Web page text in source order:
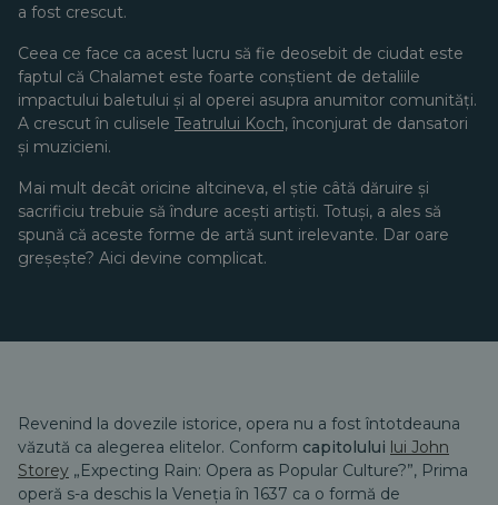
a fost crescut.
Ceea ce face ca acest lucru să fie deosebit de ciudat este
faptul că Chalamet este foarte conștient de detaliile
impactului baletului și al operei asupra anumitor comunități.
A crescut în culisele Teatrului Koch, înconjurat de dansatori
și muzicieni.
Mai mult decât oricine altcineva, el știe câtă dăruire și
sacrificiu trebuie să îndure acești artiști. Totuși, a ales să
spună că aceste forme de artă sunt irelevante. Dar oare
greșește? Aici devine complicat.
Revenind la dovezile istorice, opera nu a fost întotdeauna
văzută ca alegerea elitelor. Conform capitolului lui John
Storey „Expecting Rain: Opera as Popular Culture?”, Prima
operă s-a deschis la Veneția în 1637 ca o formă de